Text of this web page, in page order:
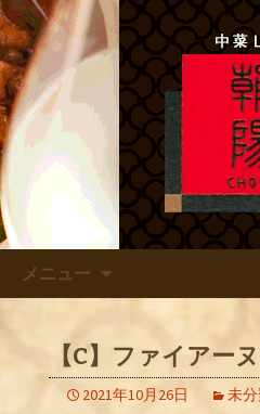
北新地ので本
菜Labo.朝陽」
中菜Lab.朝陽 シェ
メニュー
【C】ファイアー
2021年10月26日 未